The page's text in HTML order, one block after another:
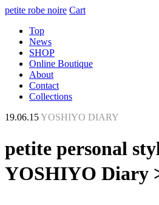
petite robe noire Cart
Top
News
SHOP
Online Boutique
About
Contact
Collections
19.06.15YOSHIYO DIARY
petite personal
YOSHIYO Diary